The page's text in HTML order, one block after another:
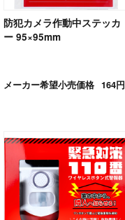
防犯カメラ作動中ステッカ
ー 95×95mm
メーカー希望小売価格 164円